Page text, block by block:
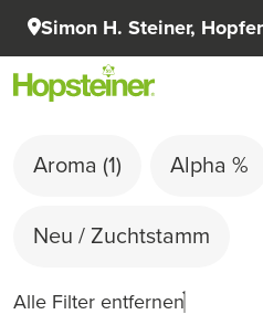
Simon H. Steiner,
Aroma (1) Alpha %
Neu / Zuchtstamm
Alle Filter entfernen